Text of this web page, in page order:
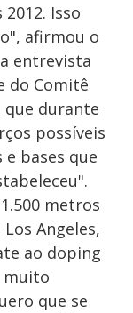
Isso
afirmou o
entrevista
do Comitê
durante
possíveis
bases que
metros
Angeles,
ao doping
muito
que se